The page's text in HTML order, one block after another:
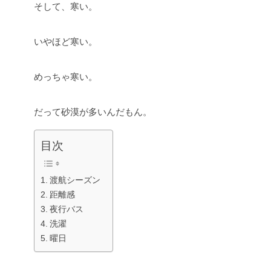
そして、寒い。
いやほど寒い。
めっちゃ寒い。
だって砂漠が多いんだもん。
目次
渡航シーズン
距離感
夜行バス
洗濯
曜日